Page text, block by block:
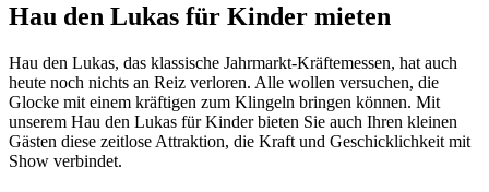
Hau den Lukas für Kinder mieten
Hau den Lukas, das klassische Jahrmarkt-Kräftemessen, hat auch
heute noch nichts an Reiz verloren. Alle wollen versuchen, die
Glocke mit einem kräftigen zum Klingeln bringen können. Mit
unserem Hau den Lukas für Kinder bieten Sie auch Ihren kleinen
Gästen diese zeitlose Attraktion, die Kraft und Geschicklichkeit mit
Show verbindet.